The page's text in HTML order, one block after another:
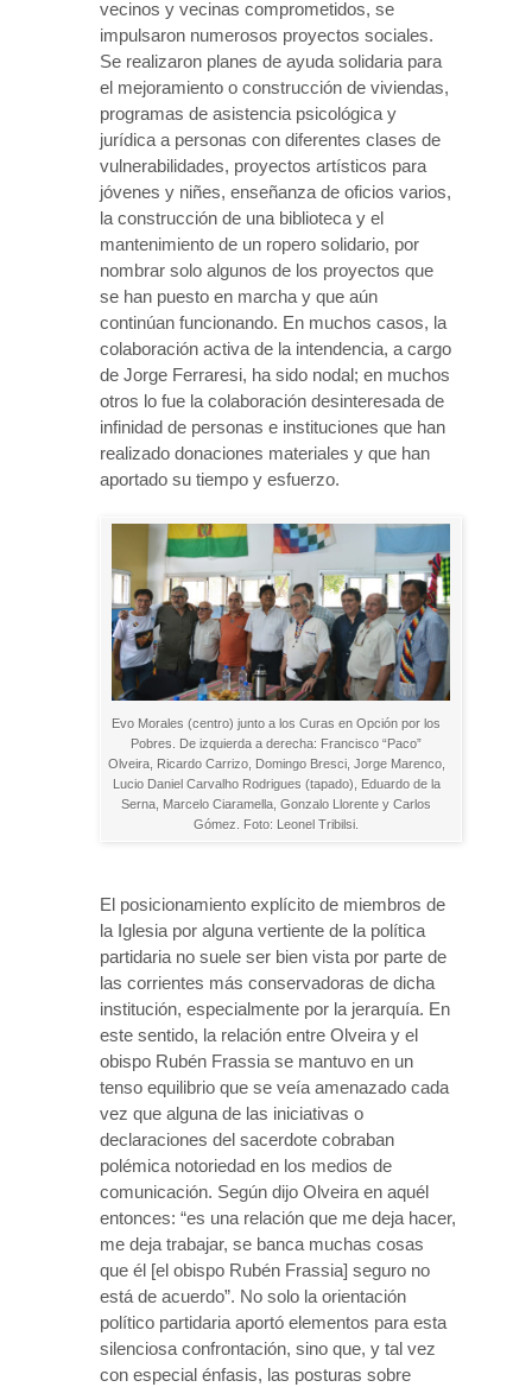
vecinos y vecinas comprometidos, se
impulsaron numerosos proyectos sociales.
Se realizaron planes de ayuda solidaria para
el mejoramiento o construcción de viviendas,
programas de asistencia psicológica y
jurídica a personas con diferentes clases de
vulnerabilidades, proyectos artísticos para
jóvenes y niñes, enseñanza de oficios varios,
la construcción de una biblioteca y el
mantenimiento de un ropero solidario, por
nombrar solo algunos de los proyectos que
se han puesto en marcha y que aún
continúan funcionando. En muchos casos, la
colaboración activa de la intendencia, a cargo
de Jorge Ferraresi, ha sido nodal; en muchos
otros lo fue la colaboración desinteresada de
infinidad de personas e instituciones que han
realizado donaciones materiales y que han
aportado su tiempo y esfuerzo.
Evo Morales (centro) junto a los Curas en Opción por los
Pobres. De izquierda a derecha: Francisco “Paco”
Olveira, Ricardo Carrizo, Domingo Bresci, Jorge Marenco,
Lucio Daniel Carvalho Rodrigues (tapado), Eduardo de la
Serna, Marcelo Ciaramella, Gonzalo Llorente y Carlos
Gómez. Foto: Leonel Tribilsi.
El posicionamiento explícito de miembros de
la Iglesia por alguna vertiente de la política
partidaria no suele ser bien vista por parte de
las corrientes más conservadoras de dicha
institución, especialmente por la jerarquía. En
este sentido, la relación entre Olveira y el
obispo Rubén Frassia se mantuvo en un
tenso equilibrio que se veía amenazado cada
vez que alguna de las iniciativas o
declaraciones del sacerdote cobraban
polémica notoriedad en los medios de
comunicación. Según dijo Olveira en aquél
entonces: “es una relación que me deja hacer,
me deja trabajar, se banca muchas cosas
que él [el obispo Rubén Frassia] seguro no
está de acuerdo”. No solo la orientación
político partidaria aportó elementos para esta
silenciosa confrontación, sino que, y tal vez
con especial énfasis, las posturas sobre